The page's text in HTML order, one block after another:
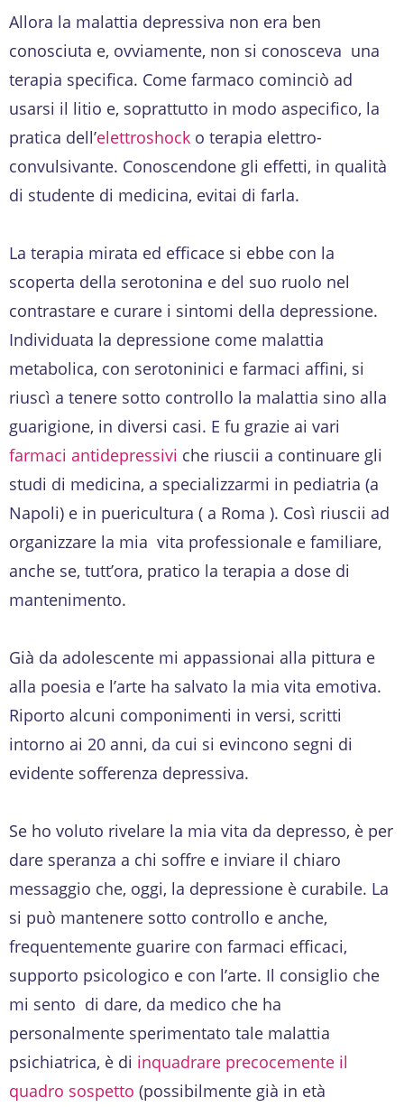
Allora la malattia depressiva non era ben
conosciuta e, ovviamente, non si conosceva una
terapia specifica. Come farmaco cominciò ad
usarsi il litio e, soprattutto in modo aspecifico, la
pratica dell’elettroshock o terapia elettro-
convulsivante. Conoscendone gli effetti, in qualità
di studente di medicina, evitai di farla.
La terapia mirata ed efficace si ebbe con la
scoperta della serotonina e del suo ruolo nel
contrastare e curare i sintomi della depressione.
Individuata la depressione come malattia
metabolica, con serotoninici e farmaci affini, si
riuscì a tenere sotto controllo la malattia sino alla
guarigione, in diversi casi. E fu grazie ai vari
farmaci antidepressivi che riuscii a continuare gli
studi di medicina, a specializzarmi in pediatria (a
Napoli) e in puericultura ( a Roma ). Così riuscii ad
organizzare la mia vita professionale e familiare,
anche se, tutt’ora, pratico la terapia a dose di
mantenimento.
Già da adolescente mi appassionai alla pittura e
alla poesia e l’arte ha salvato la mia vita emotiva.
Riporto alcuni componimenti in versi, scritti
intorno ai 20 anni, da cui si evincono segni di
evidente sofferenza depressiva.
Se ho voluto rivelare la mia vita da depresso, è per
dare speranza a chi soffre e inviare il chiaro
messaggio che, oggi, la depressione è curabile. La
si può mantenere sotto controllo e anche,
frequentemente guarire con farmaci efficaci,
supporto psicologico e con l’arte. Il consiglio che
mi sento di dare, da medico che ha
personalmente sperimentato tale malattia
psichiatrica, è di inquadrare precocemente il
quadro sospetto (possibilmente già in età